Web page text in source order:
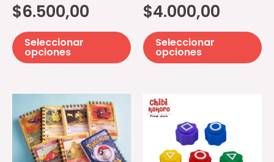
$6.500,00
Seleccionar
opciones
elegir
la
producto
$4.000,00
Seleccionar
opciones
la
Este
producto
múltiples